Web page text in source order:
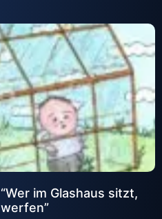
im Glashaus sitzt,